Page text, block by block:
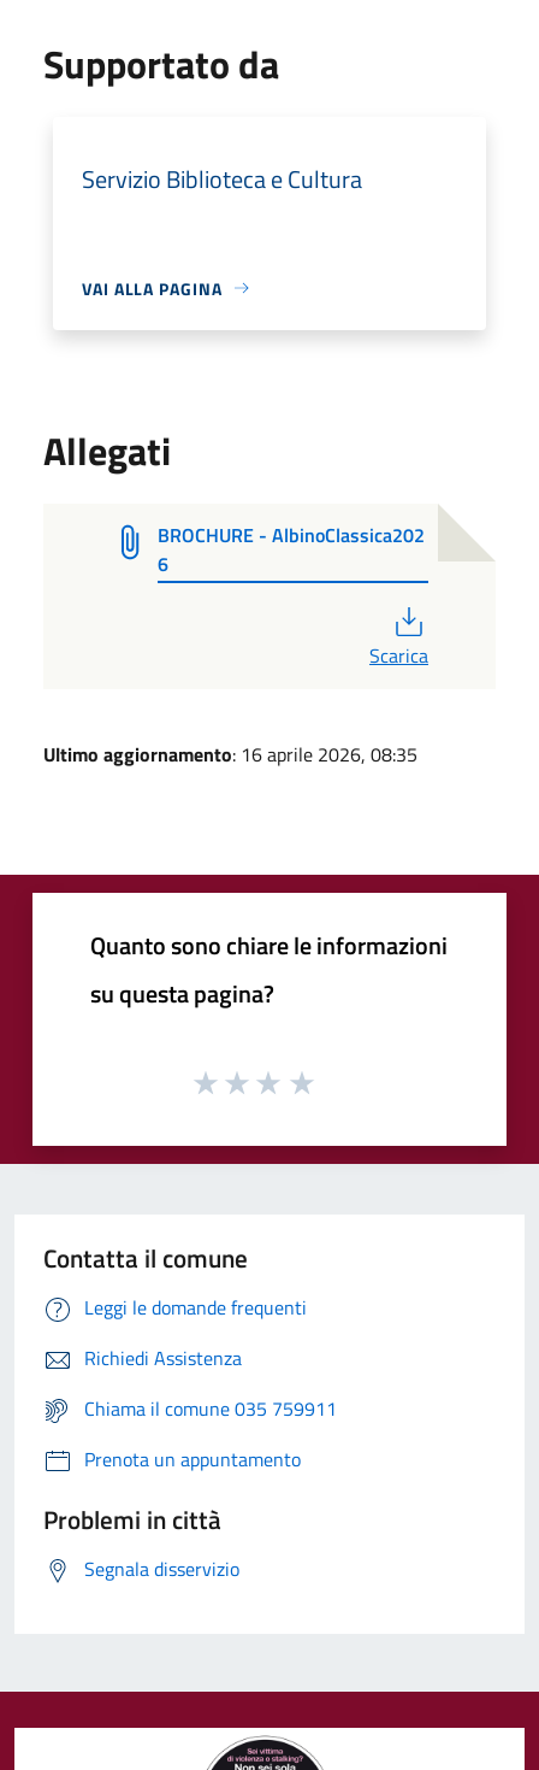
Supportato da
Servizio Biblioteca e Cultura
VAI ALLA PAGINA
Allegati
BROCHURE - AlbinoClassica202
6
Scarica
Ultimo aggiornamento: 16 aprile 2026, 08:35
Quanto sono chiare le informazioni
su questa pagina?
Contatta il comune
Leggi le domande frequenti
Richiedi Assistenza
Chiama il comune 035 759911
Prenota un appuntamento
Problemi in città
Segnala disservizio